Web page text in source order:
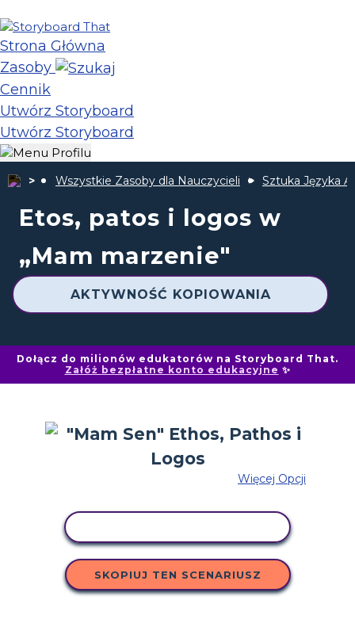
Strona Główna
Zasoby
Cennik
Utwórz Storyboard
Utwórz Storyboard
Wszystkie Zasoby dla Nauczycieli Sztuka Języka
Etos, patos i logos w
„Mam marzenie"
AKTYWNOŚĆ KOPIOWANIA
Dołącz do milionów edukatorów na Storyboard That.
Załóż bezpłatne konto edukacyjne ✨
Więcej Opcji
SKOPIUJ TEN SCENARIUSZ